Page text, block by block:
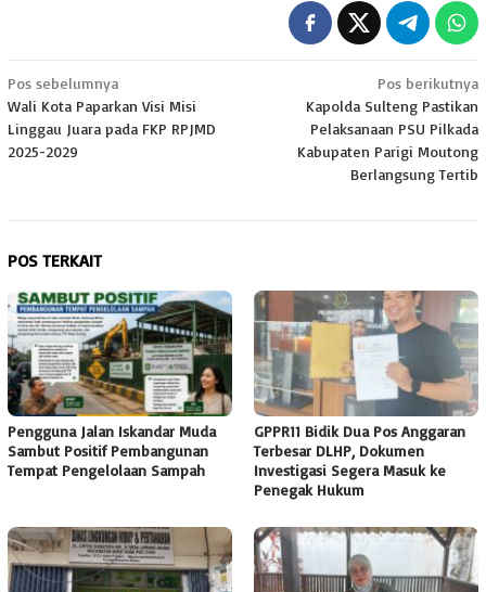
Navigasi
pos
Pos sebelumnya
Wali Kota Paparkan Visi Misi
Linggau Juara pada FKP RPJMD
2025-2029
Pos berikutnya
Kapolda Sulteng Pastikan
Pelaksanaan PSU Pilkada
Kabupaten Parigi Moutong
Berlangsung Tertib
POS TERKAIT
Pengguna Jalan Iskandar Muda
Sambut Positif Pembangunan
Tempat Pengelolaan Sampah
GPPR11 Bidik Dua Pos Anggaran
Terbesar DLHP, Dokumen
Investigasi Segera Masuk ke
Penegak Hukum